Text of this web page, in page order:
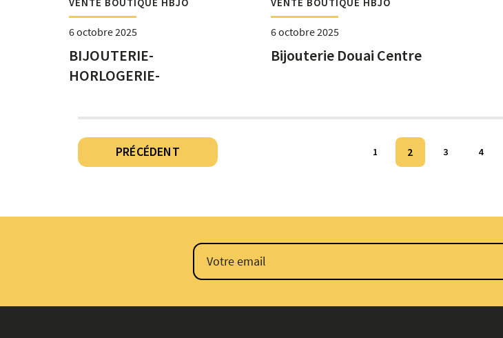
6 octobre 2025
BIJOUTERIE-
HORLOGERIE-
6 octobre 2025
Bijouterie Douai Centre
Pagination
PRÉCÉDENT 1 2 3 4